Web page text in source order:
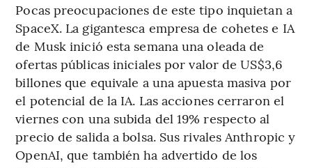
Pocas preocupaciones de este tipo inquietan a
SpaceX. La gigantesca empresa de cohetes e IA
de Musk inició esta semana una oleada de
ofertas públicas iniciales por valor de US$3,6
billones que equivale a una apuesta masiva por
el potencial de la IA. Las acciones cerraron el
viernes con una subida del 19% respecto al
precio de salida a bolsa. Sus rivales Anthropic y
OpenAI, que también ha advertido de los